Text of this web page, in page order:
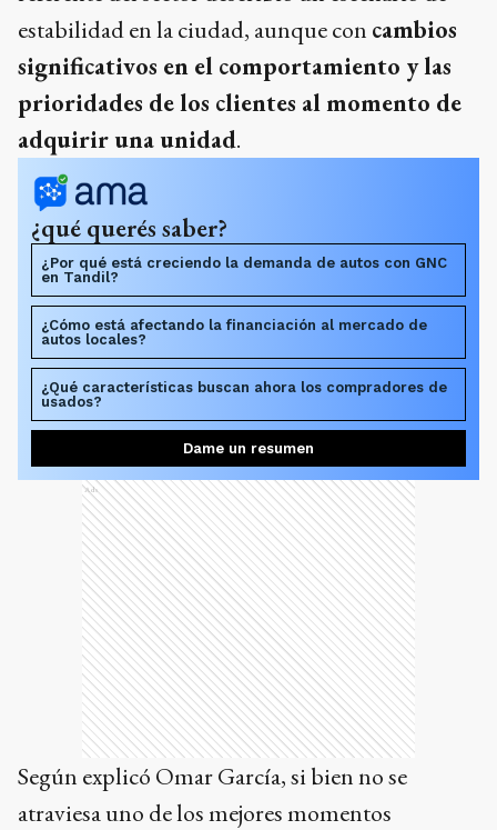
estabilidad en la ciudad, aunque con cambios
significativos en el comportamiento y las
prioridades de los clientes al momento de
adquirir una unidad.
¿qué querés saber?
¿Por qué está creciendo la demanda de autos con GNC
en Tandil?
¿Cómo está afectando la financiación al mercado de
autos locales?
¿Qué características buscan ahora los compradores de
usados?
Dame un resumen
Ads
Según explicó Omar García, si bien no se
atraviesa uno de los mejores momentos